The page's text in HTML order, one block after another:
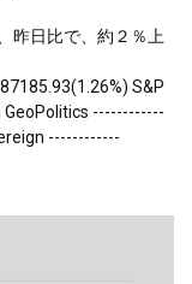
昨日比で、約２％上
S&P
------------
------------